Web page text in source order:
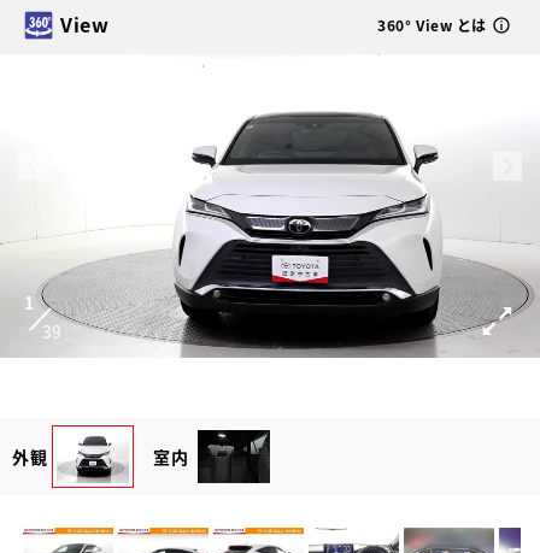
View 360° View とは
1
39
外観 室内